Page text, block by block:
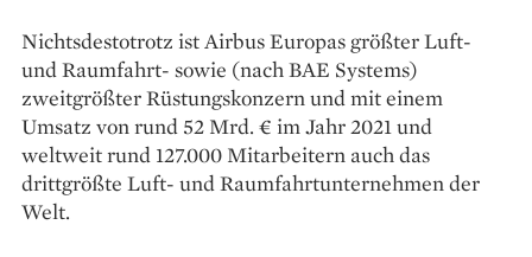
Nichtsdestotrotz ist Airbus Europas größter Luft-
und Raumfahrt- sowie (nach BAE Systems)
zweitgrößter Rüstungskonzern und mit einem
Umsatz von rund 52 Mrd. € im Jahr 2021 und
weltweit rund 127.000 Mitarbeitern auch das
drittgrößte Luft- und Raumfahrtunternehmen der
Welt.